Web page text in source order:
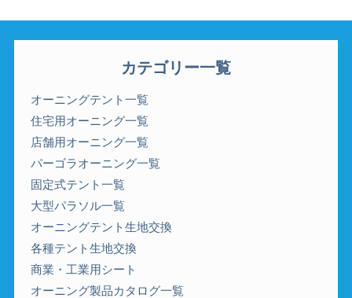
カテゴリー一覧
オーニングテント一覧
住宅用オーニング一覧
店舗用オーニング一覧
パーゴラオーニング一覧
固定式テント一覧
大型パラソル一覧
オーニングテント生地交換
各種テント生地交換
商業・工業用シート
オーニング製品カタログ一覧